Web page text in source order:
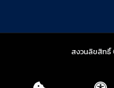
สงวนลิขสิทธิ์